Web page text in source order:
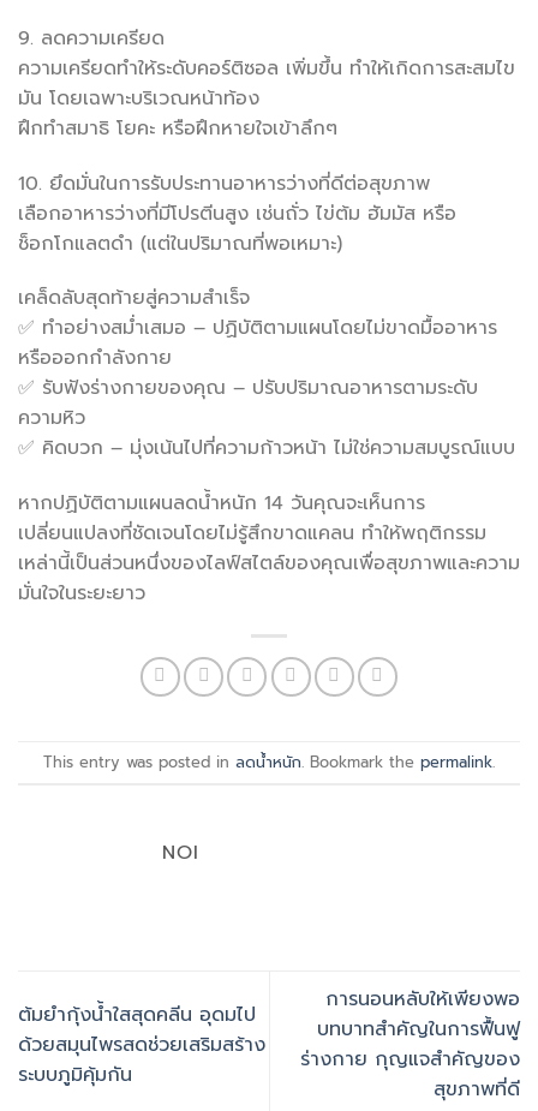
9. ลดความเครียด
ความเครียดทำให้ระดับคอร์ติซอล เพิ่มขึ้น ทำให้เกิดการสะสมไข
มัน โดยเฉพาะบริเวณหน้าท้อง
ฝึกทำสมาธิ โยคะ หรือฝึกหายใจเข้าลึกๆ
10. ยึดมั่นในการรับประทานอาหารว่างที่ดีต่อสุขภาพ
เลือกอาหารว่างที่มีโปรตีนสูง เช่นถั่ว ไข่ต้ม ฮัมมัส หรือ
ช็อกโกแลตดำ (แต่ในปริมาณที่พอเหมาะ)
เคล็ดลับสุดท้ายสู่ความสำเร็จ
✅ ทำอย่างสม่ำเสมอ – ปฏิบัติตามแผนโดยไม่ขาดมื้ออาหาร
หรือออกกำลังกาย
✅ รับฟังร่างกายของคุณ – ปรับปริมาณอาหารตามระดับ
ความหิว
✅ คิดบวก – มุ่งเน้นไปที่ความก้าวหน้า ไม่ใช่ความสมบูรณ์แบบ
หากปฏิบัติตามแผนลดน้ำหนัก 14 วันคุณจะเห็นการ
เปลี่ยนแปลงที่ชัดเจนโดยไม่รู้สึกขาดแคลน ทำให้พฤติกรรม
เหล่านี้เป็นส่วนหนึ่งของไลฟ์สไตล์ของคุณเพื่อสุขภาพและความ
มั่นใจในระยะยาว
This entry was posted in ลดน้ำหนัก. Bookmark the permalink.
NOI
ต้มยำกุ้งน้ำใสสุดคลีน อุดมไป
ด้วยสมุนไพรสดช่วยเสริมสร้าง
ระบบภูมิคุ้มกัน
การนอนหลับให้เพียงพอ
บทบาทสำคัญในการฟื้นฟู
ร่างกาย กุญแจสำคัญของ
สุขภาพที่ดี